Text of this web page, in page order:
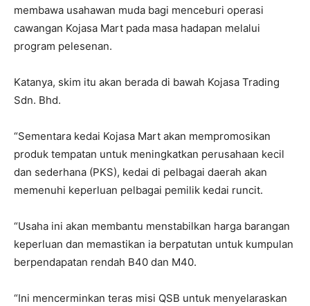
membawa usahawan muda bagi menceburi operasi
cawangan Kojasa Mart pada masa hadapan melalui
program pelesenan.
Katanya, skim itu akan berada di bawah Kojasa Trading
Sdn. Bhd.
“Sementara kedai Kojasa Mart akan mempromosikan
produk tempatan untuk meningkatkan perusahaan kecil
dan sederhana (PKS), kedai di pelbagai daerah akan
memenuhi keperluan pelbagai pemilik kedai runcit.
“Usaha ini akan membantu menstabilkan harga barangan
keperluan dan memastikan ia berpatutan untuk kumpulan
berpendapatan rendah B40 dan M40.
“Ini mencerminkan teras misi QSB untuk menyelaraskan